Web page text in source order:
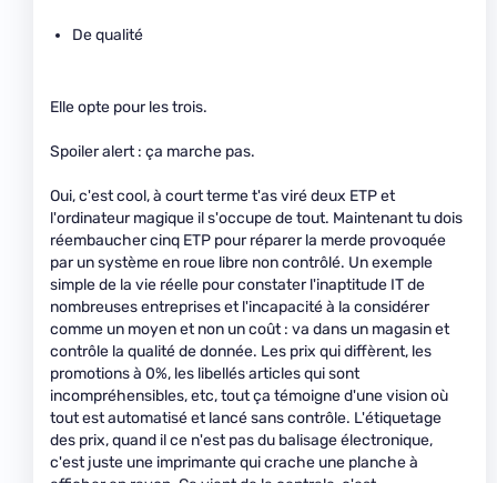
De qualité
Elle opte pour les trois.
Spoiler alert : ça marche pas.
Oui, c'est cool, à court terme t'as viré deux ETP et
l'ordinateur magique il s'occupe de tout. Maintenant tu dois
réembaucher cinq ETP pour réparer la merde provoquée
par un système en roue libre non contrôlé. Un exemple
simple de la vie réelle pour constater l'inaptitude IT de
nombreuses entreprises et l'incapacité à la considérer
comme un moyen et non un coût : va dans un magasin et
contrôle la qualité de donnée. Les prix qui diffèrent, les
promotions à 0%, les libellés articles qui sont
incompréhensibles, etc, tout ça témoigne d'une vision où
tout est automatisé et lancé sans contrôle. L'étiquetage
des prix, quand il ce n'est pas du balisage électronique,
c'est juste une imprimante qui crache une planche à